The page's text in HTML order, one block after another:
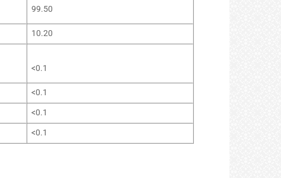
99.50
10.20
<0.1
<0.1
<0.1
<0.1